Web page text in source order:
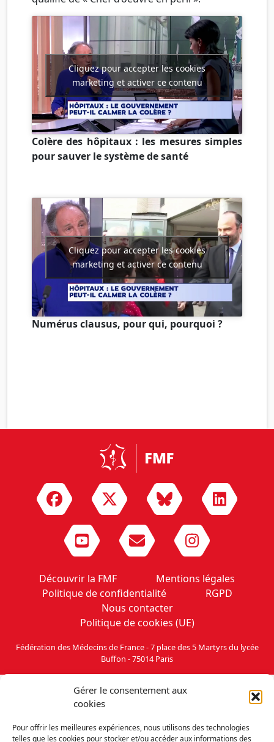
Gérer le consentement aux
cookies
Pour offrir les meilleures expériences, nous utilisons des technologies
telles que les cookies pour stocker et/ou accéder aux informations des
Cliquez pour accepter les cookies
marketing et activer ce contenu
Colère des hôpitaux : les mesures simples
pour sauver le système de santé
Cliquez pour accepter les cookies
marketing et activer ce contenu
Numérus clausus, pour qui, pourquoi ?
Découvrir la FMF
Mentions légales
Politique de confidentialité
RGPD
Nous contacter
Politique de cookies (UE)
Fédération des Médecins de France - 7 place des 5 Martyrs du lycée
Buffon - 75014 Paris